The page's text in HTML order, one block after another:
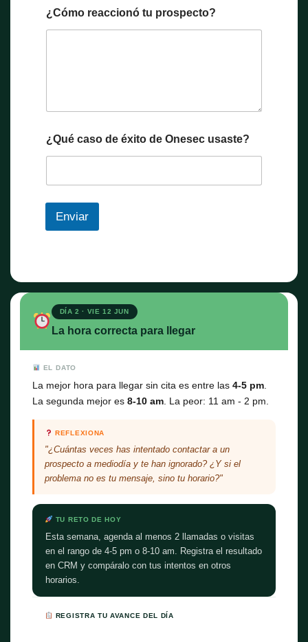
¿Cómo reaccionó tu prospecto?
¿Qué caso de éxito de Onesec usaste?
Enviar
DÍA 2 · VIE 12 JUN
La hora correcta para llegar
EL DATO
La mejor hora para llegar sin cita es entre las4-5 pm
La segunda mejor es8-10 am . La peor: 11 am - 2 pm.
REFLEXIONA
"¿Cuántas veces has intentado contactar a un
prospecto a mediodía y te han ignorado? ¿Y si el
problema no es tu mensaje, sino tu horario?"
TU RETO DE HOY
Esta semana, agenda al menos 2 llamadas o visitas
en el rango de 4-5 pm o 8-10 am. Registra el resultado
en CRM y compáralo con tus intentos en otros
horarios.
REGISTRA TU AVANCE DEL DÍA